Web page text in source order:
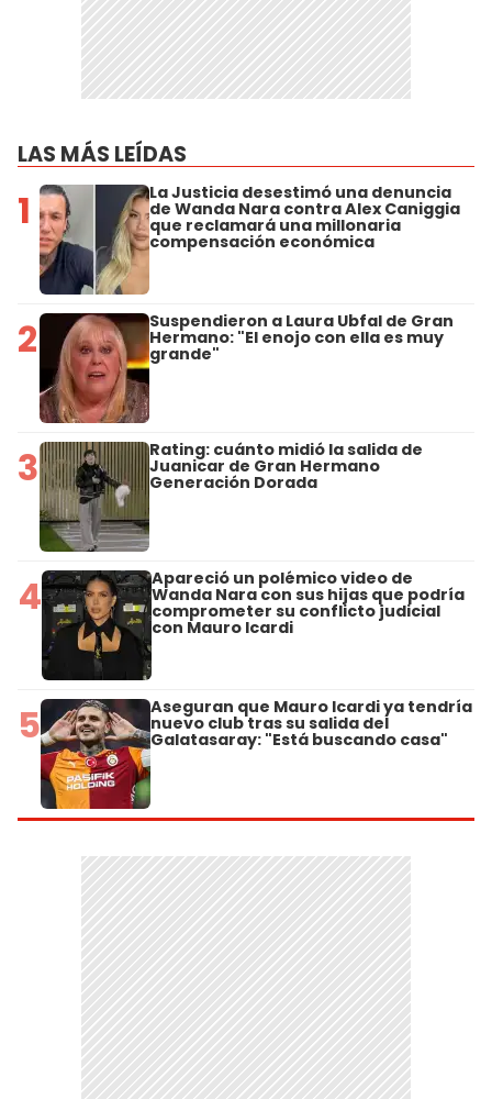
LAS MÁS LEÍDAS
1 La Justicia desestimó una denuncia
de Wanda Nara contra Alex Caniggia
que reclamará una millonaria
compensación económica
2 Suspendieron a Laura Ubfal de Gran
Hermano: "El enojo con ella es muy
grande"
3 Rating: cuánto midió la salida de
Juanicar de Gran Hermano
Generación Dorada
4 Apareció un polémico video de
Wanda Nara con sus hijas que podría
comprometer su conflicto judicial
con Mauro Icardi
5 Aseguran que Mauro Icardi ya tendría
nuevo club tras su salida del
Galatasaray: "Está buscando casa"